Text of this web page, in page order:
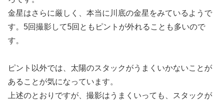
金星はさらに厳しく、本当に川底の金星をみているようで
す。5回撮影して5回ともピントが外れることも多いので
す。
ピント以外では、太陽のスタックがうまくいかないことが
あることが気になっています。
上述のとおりですが、撮影はうまくいっても、スタックが